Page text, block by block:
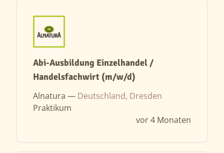
Abi-Ausbildung Einzelhandel /
Handelsfachwirt (m/w/d)
Alnatura — Deutschland, Dresden
Praktikum
vor 4 Monaten